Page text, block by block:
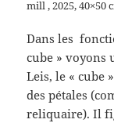
mill , 2025, 40×50
Dans les
cube » voyons
Leis, le « cube
des pétales
reliquaire). Il